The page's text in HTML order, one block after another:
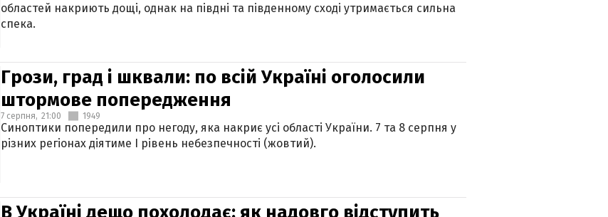
областей накриють дощі, однак на півдні та південному сході утримається сильна
спека.
Грози, град і шквали: по всій Україні оголосили
штормове попередження
7 серпня, 21:00 1949
Синоптики попередили про негоду, яка накриє усі області України. 7 та 8 серпня у
різних регіонах діятиме І рівень небезпечності (жовтий).
В Україні дещо похолодає: як надовго відступить